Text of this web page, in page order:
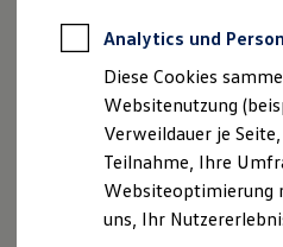
Autokredit mit
Versicherungen und
Kfz-Versicherung
Garantien
Wartungsverträge
Geschäftskunden
Professional
Großkunden
Behörden
Impressum & Rechtliches)
Analytics und
Diese Cookies
Websitenutzung
Verweildauer je
Teilnahme, Ihre
Websiteoptimierung
uns, Ihr